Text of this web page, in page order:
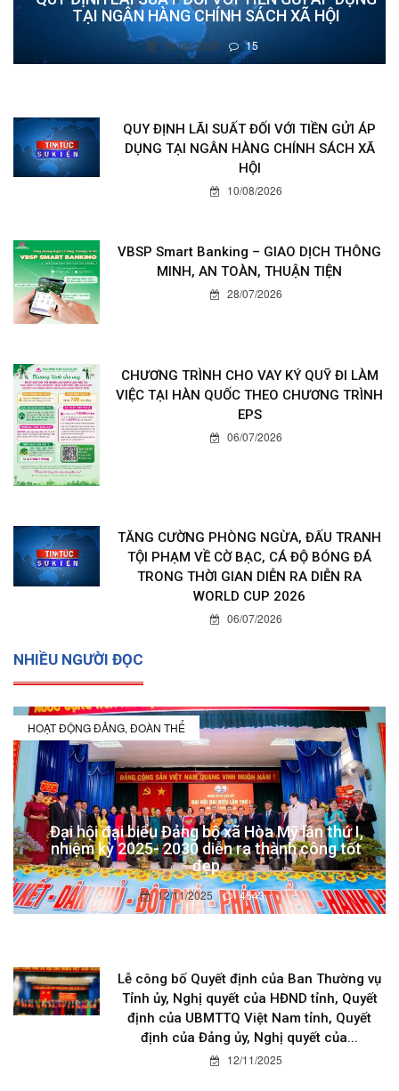
TẠI NGÂN HÀNG CHÍNH SÁCH XÃ HỘI
10/08/2026 15
QUY ĐỊNH LÃI SUẤT ĐỐI VỚI TIỀN GỬI ÁP
DỤNG TẠI NGÂN HÀNG CHÍNH SÁCH XÃ
HỘI
10/08/2026
VBSP Smart Banking – GIAO DỊCH THÔNG
MINH, AN TOÀN, THUẬN TIỆN
28/07/2026
CHƯƠNG TRÌNH CHO VAY KÝ QUỸ ĐI LÀM
VIỆC TẠI HÀN QUỐC THEO CHƯƠNG TRÌNH
EPS
06/07/2026
TĂNG CƯỜNG PHÒNG NGỪA, ĐẤU TRANH
TỘI PHẠM VỀ CỜ BẠC, CÁ ĐỘ BÓNG ĐÁ
TRONG THỜI GIAN DIỄN RA DIỄN RA
WORLD CUP 2026
06/07/2026
NHIỀU NGƯỜI ĐỌC
HOẠT ĐỘNG ĐẢNG, ĐOÀN THỂ
Đại hội đại biểu Đảng bộ xã Hòa Mỹ lần thứ I,
nhiệm kỳ 2025- 2030 diễn ra thành công tốt
đẹp
12/11/2025 4643
Lễ công bố Quyết định của Ban Thường vụ
Tỉnh ủy, Nghị quyết của HĐND tỉnh, Quyết
định của UBMTTQ Việt Nam tỉnh, Quyết
định của Đảng ủy, Nghị quyết của...
12/11/2025